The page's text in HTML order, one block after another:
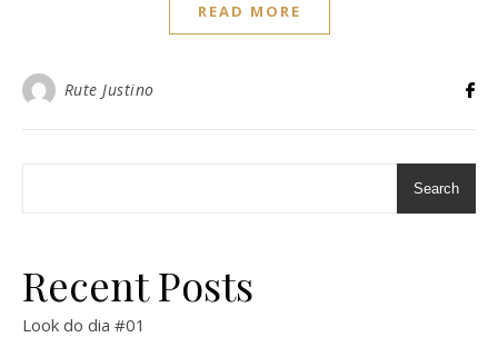
READ MORE
Rute Justino
Search
Recent Posts
Look do dia #01